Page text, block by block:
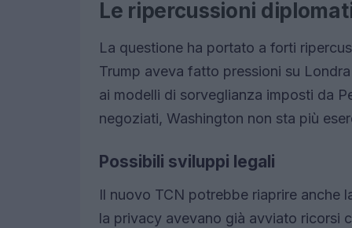
Le ripercussioni
La questione ha portato a forti
Trump aveva fatto pressioni su
ai modelli di sorveglianza imposti da
negoziati, Washington non sta più
Possibili sviluppi legali
Il nuovo TCN potrebbe riaprire anche
la privacy avevano già avviato ricorsi